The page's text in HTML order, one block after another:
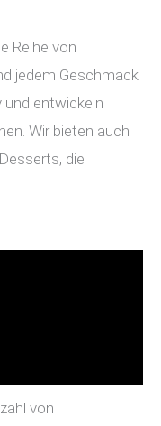
Reihe von
jedem Geschmack
und entwickeln
Wir bieten auch
die
von